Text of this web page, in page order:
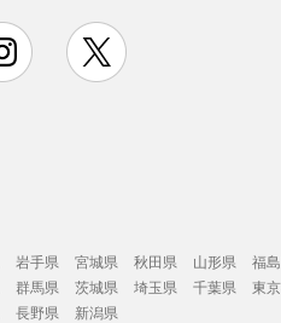
instagram
岩手県 宮城県 秋田県 山形県
福
群馬県 茨城県 埼玉県 千葉県 東
長野県
新潟県